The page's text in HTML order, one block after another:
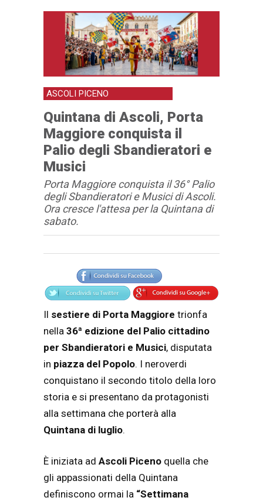
ASCOLI PICENO
Quintana di Ascoli, Porta
Maggiore conquista il
Palio degli Sbandieratori e
Musici
Porta Maggiore conquista il 36° Palio
degli Sbandieratori e Musici di Ascoli.
Ora cresce l'attesa per la Quintana di
sabato.
Articolo
Testo articolo principale
Il sestiere di Porta Maggiore trionfa
nella 36ª edizione del Palio cittadino
per Sbandieratori e Musici, disputata
in piazza del Popolo. I neroverdi
conquistano il secondo titolo della loro
storia e si presentano da protagonisti
alla settimana che porterà alla
Quintana di luglio.
È iniziata ad Ascoli Piceno quella che
gli appassionati della Quintana
definiscono ormai la “Settimana